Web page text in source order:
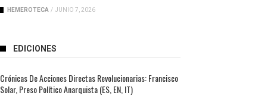
HEMEROTECA / JUNIO 7, 2026
EDICIONES
Crónicas De Acciones Directas Revolucionarias: Francisco
Solar, Preso Político Anarquista (ES, EN, IT)